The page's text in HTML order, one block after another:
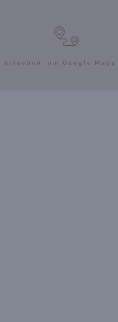
erlauben, um Google Maps